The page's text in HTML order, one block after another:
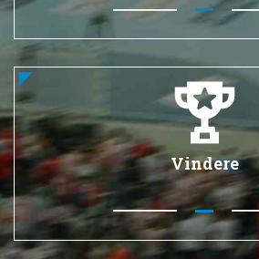
Vindere